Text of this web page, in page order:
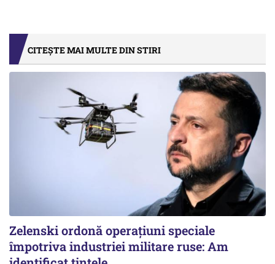
CITEȘTE MAI MULTE DIN STIRI
Zelenski ordonă operațiuni speciale
împotriva industriei militare ruse: Am